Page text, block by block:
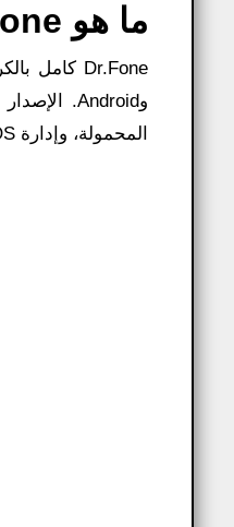
ما هو Dr.Fone كامل بالكراك؟
المحمولة، وإدارة iPhone iOS وAndroid الهواتف معا في برنامج واحد على الكمبيوتر.